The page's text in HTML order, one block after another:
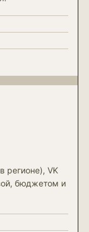
регионе), VK
бюджетом и